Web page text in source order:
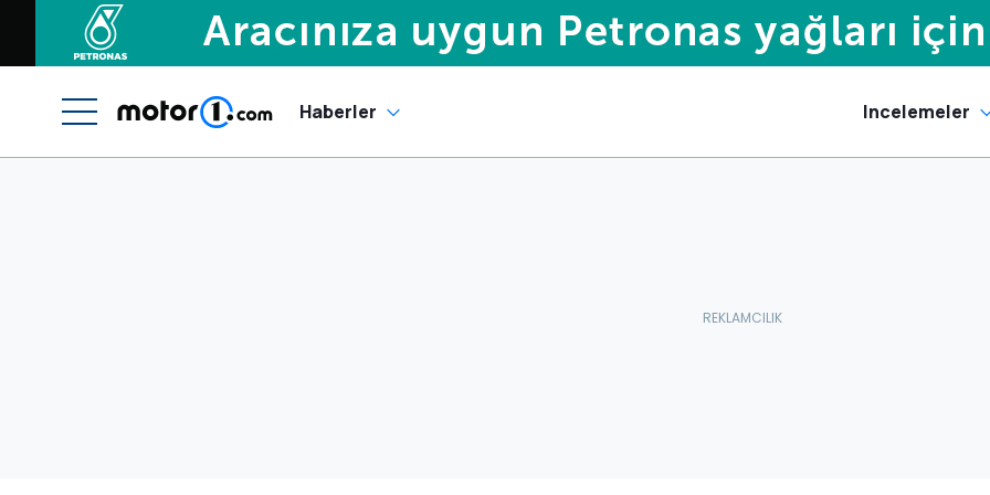
Haberler Incelemeler